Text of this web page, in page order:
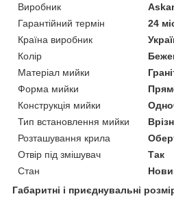
Виробник
Гарантійний термін
24
Країна виробник
Колір
Матеріал мийки
Форма мийки
Конструкція мийки
Тип встановлення мийки
Розташування крила
Отвір під змішувач
Так
Стан
Габаритні і приєднувальні